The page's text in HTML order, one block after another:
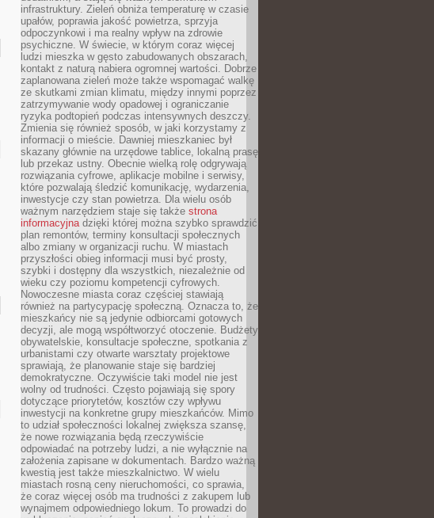
infrastruktury. Zieleń obniża temperaturę w czasie
upałów, poprawia jakość powietrza, sprzyja
odpoczynkowi i ma realny wpływ na zdrowie
psychiczne. W świecie, w którym coraz więcej
ludzi mieszka w gęsto zabudowanych obszarach,
kontakt z naturą nabiera ogromnej wartości. Dobrze
zaplanowana zieleń może także wspomagać walkę
ze skutkami zmian klimatu, między innymi poprzez
zatrzymywanie wody opadowej i ograniczanie
ryzyka podtopień podczas intensywnych deszczy.
Zmienia się również sposób, w jaki korzystamy z
informacji o mieście. Dawniej mieszkaniec był
skazany głównie na urzędowe tablice, lokalną prasę
lub przekaz ustny. Obecnie wielką rolę odgrywają
rozwiązania cyfrowe, aplikacje mobilne i serwisy,
które pozwalają śledzić komunikację, wydarzenia,
inwestycje czy stan powietrza. Dla wielu osób
ważnym narzędziem staje się także strona
informacyjnadzięki której można szybko sprawdzić
plan remontów, terminy konsultacji społecznych
albo zmiany w organizacji ruchu. W miastach
przyszłości obieg informacji musi być prosty,
szybki i dostępny dla wszystkich, niezależnie od
wieku czy poziomu kompetencji cyfrowych.
Nowoczesne miasta coraz częściej stawiają
również na partycypację społeczną. Oznacza to, że
mieszkańcy nie są jedynie odbiorcami gotowych
decyzji, ale mogą współtworzyć otoczenie. Budżety
obywatelskie, konsultacje społeczne, spotkania z
urbanistami czy otwarte warsztaty projektowe
sprawiają, że planowanie staje się bardziej
demokratyczne. Oczywiście taki model nie jest
wolny od trudności. Często pojawiają się spory
dotyczące priorytetów, kosztów czy wpływu
inwestycji na konkretne grupy mieszkańców. Mimo
to udział społeczności lokalnej zwiększa szansę,
że nowe rozwiązania będą rzeczywiście
odpowiadać na potrzeby ludzi, a nie wyłącznie na
założenia zapisane w dokumentach. Bardzo ważną
kwestią jest także mieszkalnictwo. W wielu
miastach rosną ceny nieruchomości, co sprawia,
że coraz więcej osób ma trudności z zakupem lub
wynajmem odpowiedniego lokum. To prowadzi do